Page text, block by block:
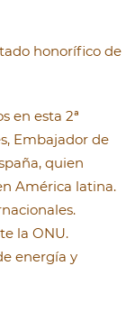
honorífico de
en esta 2ª
Embajador de
quien
América latina.
la ONU.
energía y